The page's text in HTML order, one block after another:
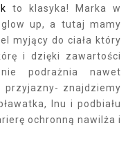
to klasyka! Marka w
up, a tutaj mamy
myjący do ciała który
i dzięki zawartości
podrażnia nawet
przyjazny- znajdziemy
lnu i podbiału
ochronną nawilża i